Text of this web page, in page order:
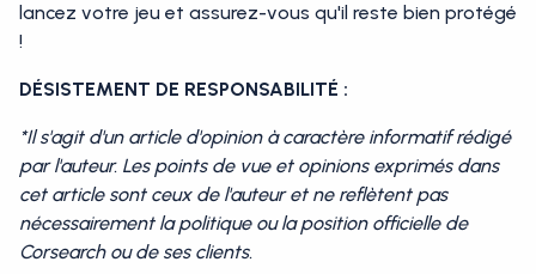
lancez votre jeu et assurez-vous qu'il reste bien protégé
!
DÉSISTEMENT DE RESPONSABILITÉ :
*Il s'agit d'un article d'opinion à caractère informatif rédigé
par l'auteur. Les points de vue et opinions exprimés dans
cet article sont ceux de l'auteur et ne reflètent pas
nécessairement la politique ou la position officielle de
Corsearch ou de ses clients.